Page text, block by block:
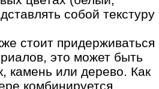
собой текстуру
стоит придерживаться
это может быть
камень или дерево. Как
комбинируется